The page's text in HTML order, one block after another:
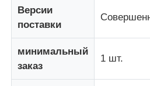
Части для банкомата Diebold
Запчасти для банкоматов
Версии
поставки
минимальный
заказ
1 шт.